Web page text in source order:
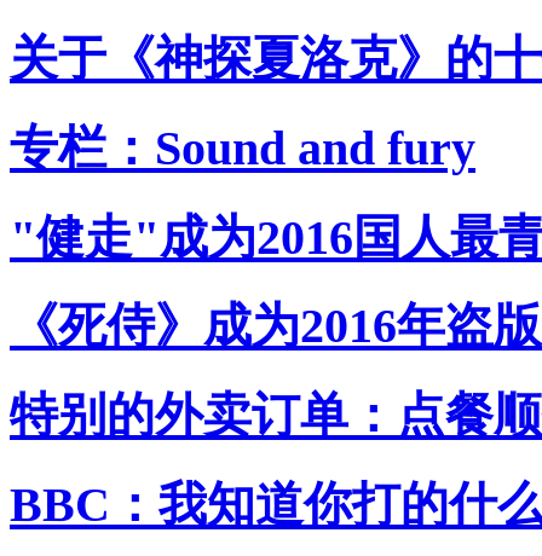
关于《神探夏洛克》的
专栏：Sound and fury
"健走"成为2016国人最
《死侍》成为2016年盗
特别的外卖订单：点餐
BBC：我知道你打的什